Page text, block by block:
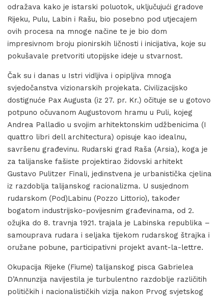
odražava kako je istarski poluotok, uključujući gradove
Rijeku, Pulu, Labin i Rašu, bio posebno pod utjecajem
ovih procesa na mnoge načine te je bio dom
impresivnom broju pionirskih ličnosti i inicijativa, koje su
pokušavale pretvoriti utopijske ideje u stvarnost.
Čak su i danas u Istri vidljiva i opipljiva mnoga
svjedočanstva vizionarskih projekata. Civilizacijsko
dostignuće Pax Augusta (iz 27. pr. Kr.) očituje se u gotovo
potpuno očuvanom Augustovom hramu u Puli, kojeg
Andrea Palladio u svojim arhitektonskim udžbenicima (I
quattro libri dell architectura) opisuje kao idealnu,
savršenu građevinu. Rudarski grad Raša (Arsia), koga je
za talijanske fašiste projektirao židovski arhitekt
Gustavo Pulitzer Finali, jedinstvena je urbanistička cjelina
iz razdoblja talijanskog racionalizma. U susjednom
rudarskom (Pod)Labinu (Pozzo Littorio), također
bogatom industrijsko-povijesnim građevinama, od 2.
ožujka do 8. travnja 1921. trajala je Labinska republika –
samouprava rudara i seljaka tijekom rudarskog štrajka i
oružane pobune, participativni projekt avant-la-lettre.
Okupacija Rijeke (Fiume) talijanskog pisca Gabrielea
D’Annunzija navijestila je turbulentno razdoblje različitih
političkih i nacionalističkih vizija nakon Prvog svjetskog